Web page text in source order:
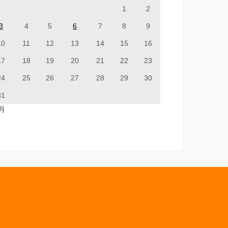
1 2
4 5 6 7 8 9
11 12 13 14 15 16
18 19 20 21 22 23
25 26 27 28 29 30